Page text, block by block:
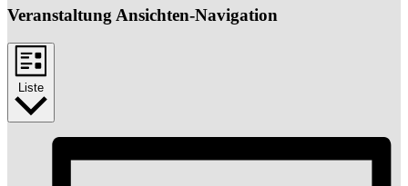
Veranstaltung Ansichten-Navigation
Liste